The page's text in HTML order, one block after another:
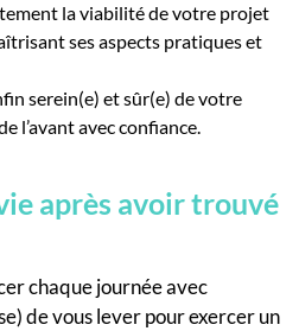
la viabilité de votre projet
ses aspects pratiques et
serein(e) et sûr(e) de votre
l’avant avec confiance.
après avoir trouvé
chaque journée avec
de vous lever pour exercer un